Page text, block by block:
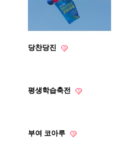
당찬당진
평생학습축전
부여 코아루